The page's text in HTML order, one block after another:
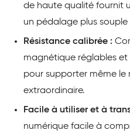
de haute qualité fournit
un pédalage plus souple
Résistance calibrée :
magnétique réglables
pour supporter même le
extraordinaire.
Facile à utiliser et à
numérique facile à